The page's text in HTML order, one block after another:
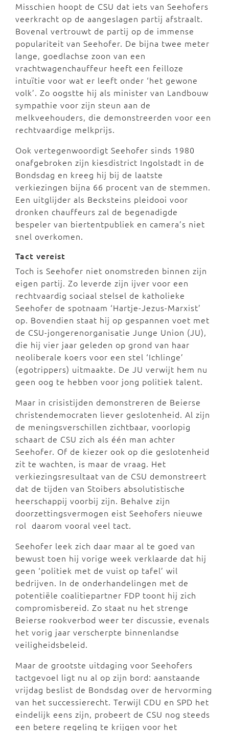
Misschien hoopt de CSU dat iets van Seehofers
veerkracht op de aangeslagen partij afstraalt.
Bovenal vertrouwt de partij op de immense
populariteit van Seehofer. De bijna twee meter
lange, goedlachse zoon van een
vrachtwagenchauffeur heeft een feilloze
intuïtie voor wat er leeft onder ‘het gewone
volk’. Zo oogstte hij als minister van Landbouw
sympathie voor zijn steun aan de
melkveehouders, die demonstreerden voor een
rechtvaardige melkprijs.
Ook vertegenwoordigt Seehofer sinds 1980
onafgebroken zijn kiesdistrict Ingolstadt in de
Bondsdag en kreeg hij bij de laatste
verkiezingen bijna 66 procent van de stemmen.
Een uitglijder als Becksteins pleidooi voor
dronken chauffeurs zal de begenadigde
bespeler van biertentpubliek en camera’s niet
snel overkomen.
Tact vereist
Toch is Seehofer niet onomstreden binnen zijn
eigen partij. Zo leverde zijn ijver voor een
rechtvaardig sociaal stelsel de katholieke
Seehofer de spotnaam ‘Hartje-Jezus-Marxist’
op. Bovendien staat hij op gespannen voet met
de CSU-jongerenorganisatie Junge Union (JU),
die hij vier jaar geleden op grond van haar
neoliberale koers voor een stel ‘Ichlinge’
(egotrippers) uitmaakte. De JU verwijt hem nu
geen oog te hebben voor jong politiek talent.
Maar in crisistijden demonstreren de Beierse
christendemocraten liever geslotenheid. Al zijn
de meningsverschillen zichtbaar, voorlopig
schaart de CSU zich als één man achter
Seehofer. Of de kiezer ook op die geslotenheid
zit te wachten, is maar de vraag. Het
verkiezingsresultaat van de CSU demonstreert
dat de tijden van Stoibers absolutistische
heerschappij voorbij zijn. Behalve zijn
doorzettingsvermogen eist Seehofers nieuwe
rol daarom vooral veel tact.
Seehofer leek zich daar maar al te goed van
bewust toen hij vorige week verklaarde dat hij
geen ‘politiek met de vuist op tafel’ wil
bedrijven. In de onderhandelingen met de
potentiële coalitiepartner FDP toont hij zich
compromisbereid. Zo staat nu het strenge
Beierse rookverbod weer ter discussie, evenals
het vorig jaar verscherpte binnenlandse
veiligheidsbeleid.
Maar de grootste uitdaging voor Seehofers
tactgevoel ligt nu al op zijn bord: aanstaande
vrijdag beslist de Bondsdag over de hervorming
van het successierecht. Terwijl CDU en SPD het
eindelijk eens zijn, probeert de CSU nog steeds
een betere regeling te krijgen voor het